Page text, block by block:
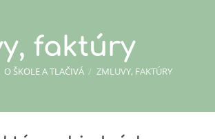
faktúry
O ŠKOLE A TLAČIVÁ / ZMLUVY, FAKTÚRY